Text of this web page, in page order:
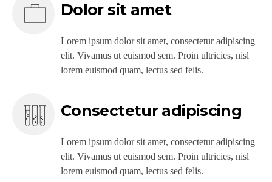
Dolor sit amet
Lorem ipsum dolor sit amet, consectetur adipiscing
elit. Vivamus ut euismod sem. Proin ultricies, nisl
lorem euismod quam, lectus sed felis.
Consectetur adipiscing
Lorem ipsum dolor sit amet, consectetur adipiscing
elit. Vivamus ut euismod sem. Proin ultricies, nisl
lorem euismod quam, lectus sed felis.